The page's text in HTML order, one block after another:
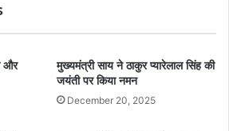
और
मुख्यमंत्री साय ने ठाकुर प्यारेलाल सिंह की
जयंती पर किया नमन
December 20, 2025